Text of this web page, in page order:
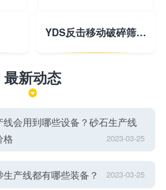
YDS反击移动破碎筛分站
最新动态
线会用到哪些设备？砂石生产线
格
2023-03-25
产线都有哪些装备？ 2023-03-25